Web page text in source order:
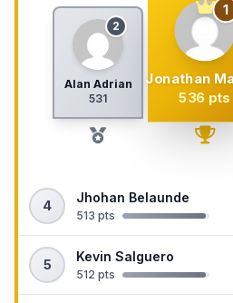
2
Alan Adrian
531
1
Jonathan
536 pts
4
Jhohan Belaunde
513 pts
5
Kevin Salguero
512 pts